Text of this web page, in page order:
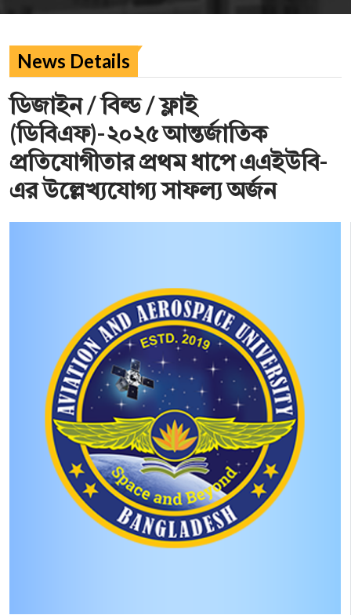
News Details
ডিজাইন / বিল্ড / ফ্লাই
(ডিবিএফ)-২০২৫ আন্তর্জাতিক
প্রতিযোগীতার প্রথম ধাপে এএইউবি-
এর উল্লেখ্যযোগ্য সাফল্য অর্জন